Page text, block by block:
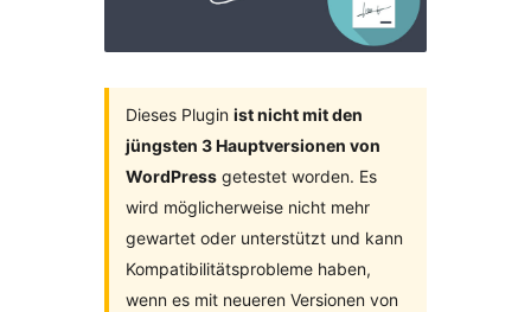
Dieses Plugin ist nicht mit den
jüngsten 3 Hauptversionen von
WordPress getestet worden. Es
wird möglicherweise nicht mehr
gewartet oder unterstützt und kann
Kompatibilitätsprobleme haben,
wenn es mit neueren Versionen von